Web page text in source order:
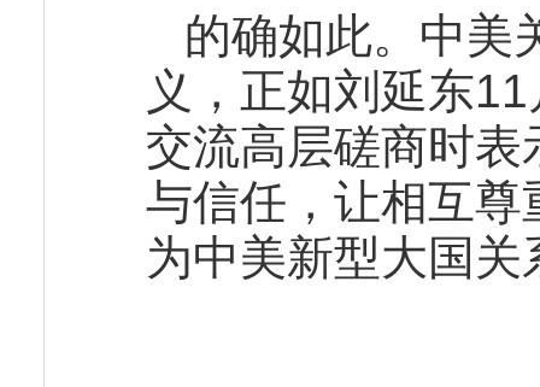
的确如此。中美
义，正如刘延东
交流高层磋商时
与信任，让相互
为中美新型大国